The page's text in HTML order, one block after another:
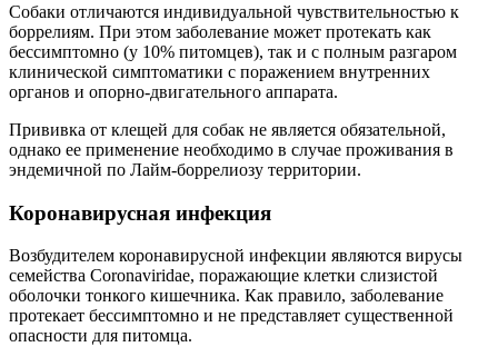
Собаки отличаются индивидуальной чувствительностью к
боррелиям. При этом заболевание может протекать как
бессимптомно (у 10% питомцев), так и с полным разгаром
клинической симптоматики с поражением внутренних
органов и опорно-двигательного аппарата.
Прививка от клещей для собак не является обязательной,
однако ее применение необходимо в случае проживания в
эндемичной по Лайм-боррелиозу территории.
Коронавирусная инфекция
Возбудителем коронавирусной инфекции являются вирусы
семейства Coronaviridae, поражающие клетки слизистой
оболочки тонкого кишечника. Как правило, заболевание
протекает бессимптомно и не представляет существенной
опасности для питомца.